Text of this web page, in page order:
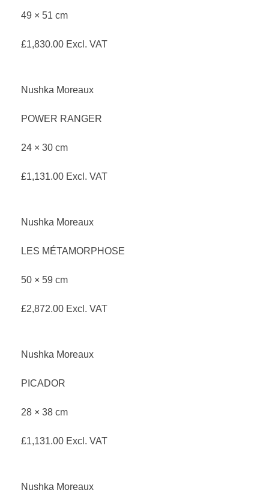
49 × 51 cm
£1,830.00 Excl. VAT
Nushka Moreaux
POWER RANGER
24 × 30 cm
£1,131.00 Excl. VAT
Nushka Moreaux
LES MÉTAMORPHOSE
50 × 59 cm
£2,872.00 Excl. VAT
Nushka Moreaux
PICADOR
28 × 38 cm
£1,131.00 Excl. VAT
Nushka Moreaux